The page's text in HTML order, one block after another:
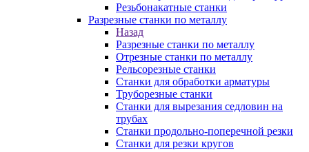
Резьбонакатные станки
Разрезные станки по металлу
Назад
Разрезные станки по металлу
Отрезные станки по металлу
Рельсорезные станки
Станки для обработки арматуры
Труборезные станки
Станки для вырезания седловин на
трубаx
Станки продольно-поперечной резки
Станки для резки кругов